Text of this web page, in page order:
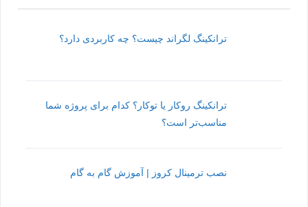
ترانکینگ لگراند چیست؟ چه کاربردی دارد؟
ترانکینگ روکار یا توکار؟ کدام برای پروژه شما
مناسب‌تر است؟
نصب ترمینال کروز | آموزش گام به گام